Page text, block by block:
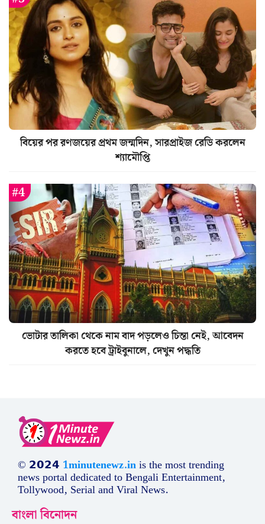
বিয়ের পর রণজয়ের প্রথম জন্মদিন, সারপ্রাইজ রেডি করলেন
শ্যামৌপ্তি
ভোটার তালিকা থেকে নাম বাদ পড়লেও চিন্তা নেই, আবেদন
করতে হবে ট্রাইবুনালে, দেখুন পদ্ধতি
© 𝟮𝟬𝟮𝟰 1minutenewz.inis the most trending
news portal dedicated to Bengali Entertainment,
Tollywood, Serial and Viral News.
বাংলা বিনোদন